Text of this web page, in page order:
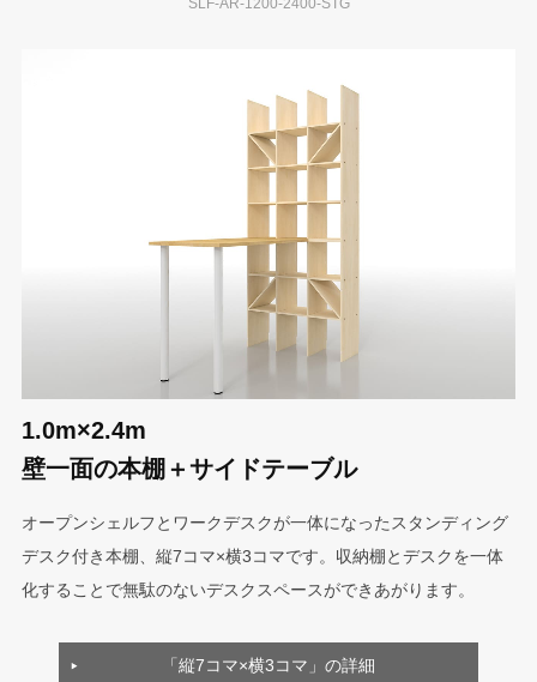
SLF-AR-1200-2400-STG
1.0m×2.4m
壁一面の本棚＋サイドテーブル
オープンシェルフとワークデスクが一体になったスタンディング
デスク付き本棚、縦7コマ×横3コマです。収納棚とデスクを一体
化することで無駄のないデスクスペースができあがります。
「縦7コマ×横3コマ」の詳細